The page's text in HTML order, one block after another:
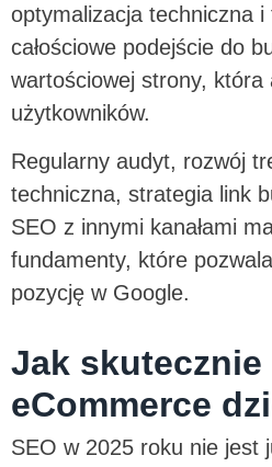
optymalizacja techniczna
całościowe podejście do
wartościowej strony, która
użytkowników.
Regularny audyt, rozwój
techniczna, strategia link
SEO z innymi kanałami
fundamenty, które
pozycję w Google.
Jak
eCommerce
SEO w 2025 roku nie jest